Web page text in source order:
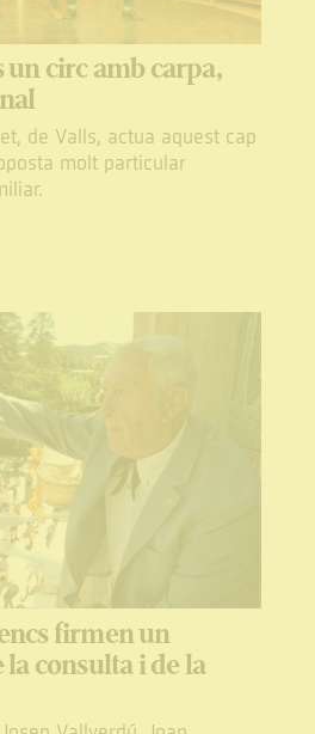
circ amb carpa,
de Valls, actua aquest cap
molt particular
firmen un
consulta i de la